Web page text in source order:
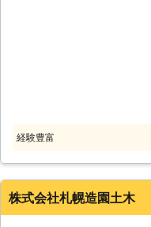
経験豊富
株式会社札幌造園土木